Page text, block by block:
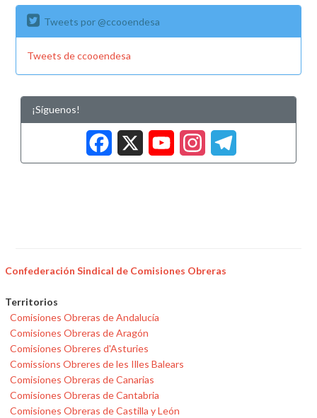
Tweets por @ccooendesa
Tweets de ccooendesa
¡Síguenos!
Facebook
X
Confederación Sindical de Comisiones Obreras
Territorios
Comisiones Obreras de Andalucía
Comisiones Obreras de Aragón
Comisiones Obreres d'Asturies
Comissions Obreres de les Illes Balears
Comisiones Obreras de Canarias
Comisiones Obreras de Cantabria
Comisiones Obreras de Castilla y León